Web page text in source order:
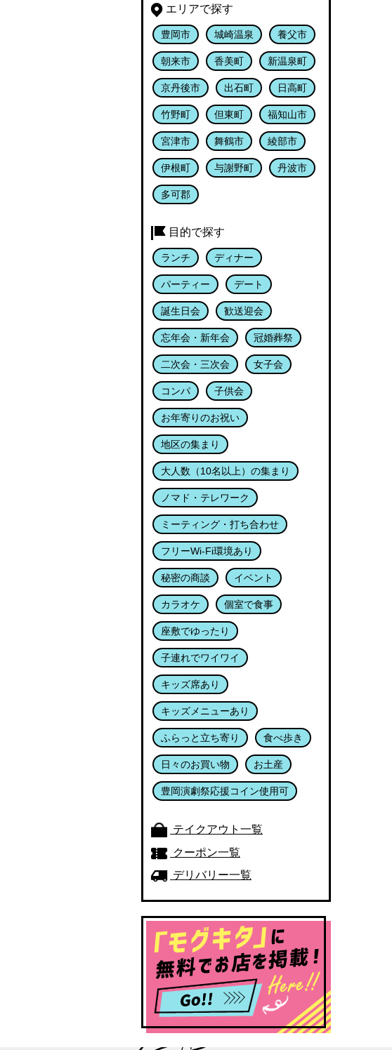
エリアで探す
豊岡市 城崎温泉 養父市
朝来市 香美町 新温泉町
京丹後市 出石町 日高町
竹野町 但東町 福知山市
宮津市 舞鶴市 綾部市
伊根町 与謝野町 丹波市
多可郡
目的で探す
ランチ ディナー
パーティー デート
誕生日会 歓送迎会
忘年会・新年会 冠婚葬祭
二次会・三次会 女子会
コンパ 子供会
お年寄りのお祝い
地区の集まり
大人数（10名以上）の集まり
ノマド・テレワーク
ミーティング・打ち合わせ
フリーWi-Fi環境あり
秘密の商談 イベント
カラオケ 個室で食事
座敷でゆったり
子連れでワイワイ
キッズ席あり
キッズメニューあり
ふらっと立ち寄り 食べ歩き
日々のお買い物 お土産
豊岡演劇祭応援コイン使用可
テイクアウト一覧
クーポン一覧
デリバリー一覧